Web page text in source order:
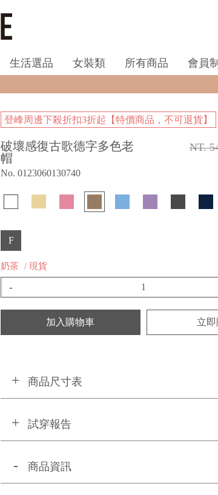
生活選品 女裝類 所有商品 會員
登峰周邊下殺折扣3折起【特價商品，不可退貨】
破壞感復古歌德字多色老
帽
No. 0123060130740
NT.
F
奶茶 / 現貨
-
加入購物車 立
商品尺寸表
試穿報告
商品資訊